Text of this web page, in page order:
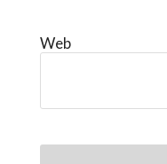
Web